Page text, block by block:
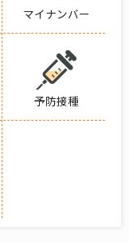
マイナンバー
予防接種